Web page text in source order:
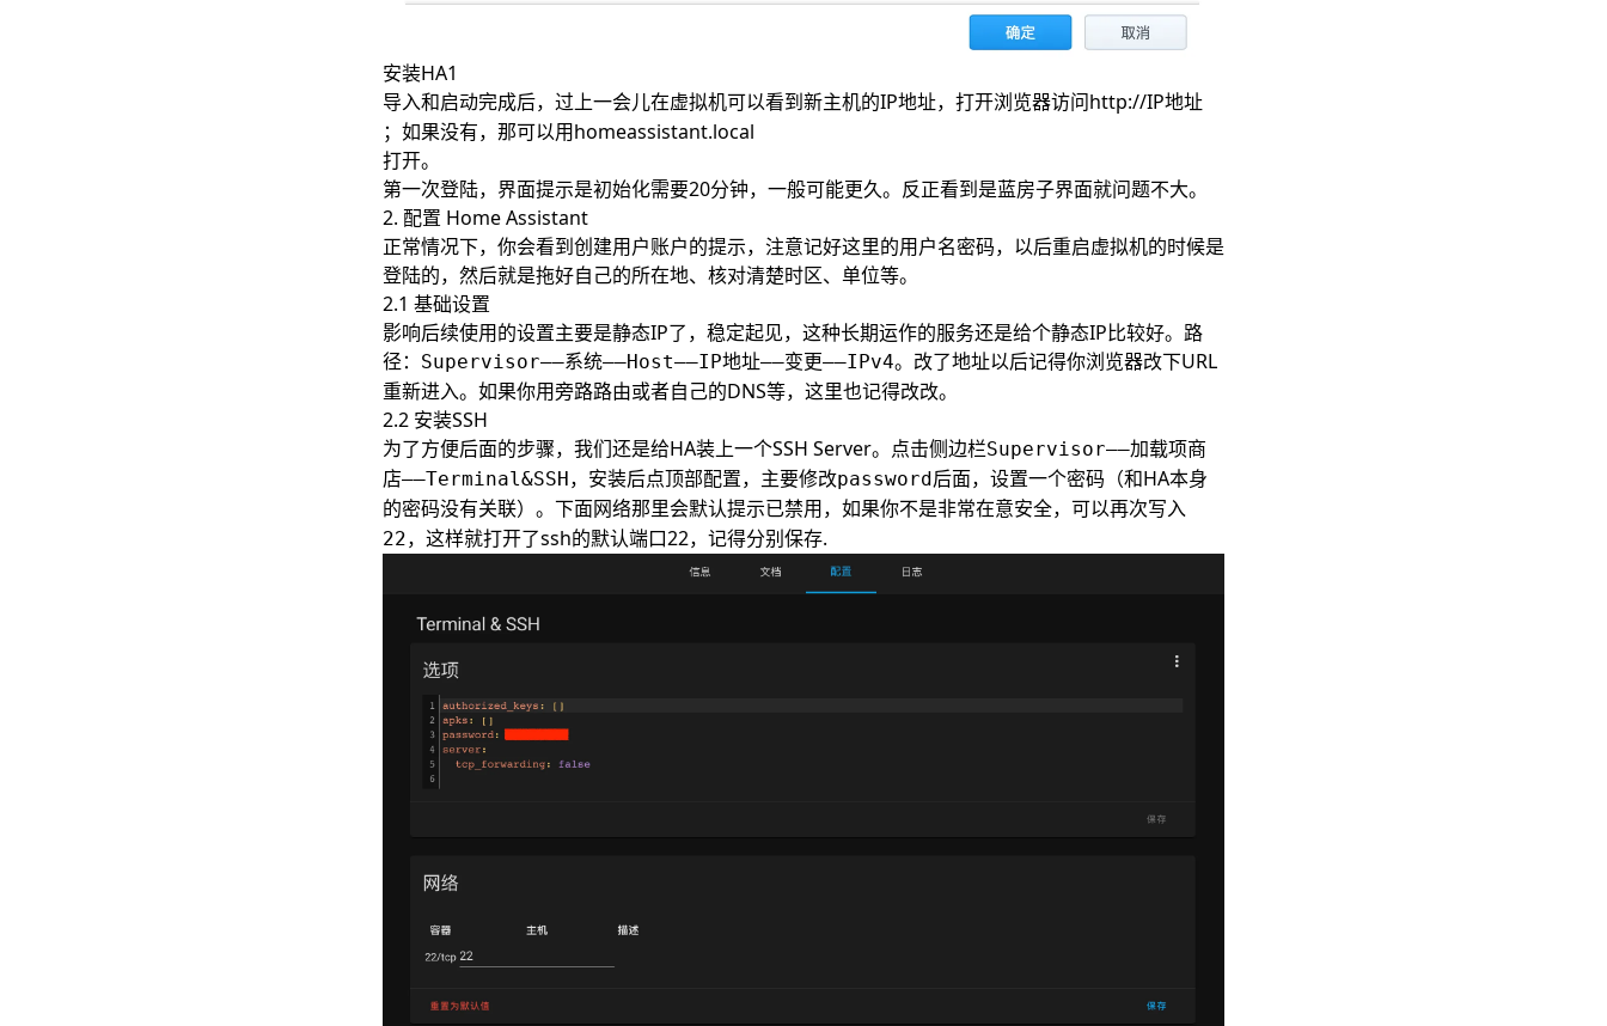
安装HA1
导入和启动完成后，过上一会儿在虚拟机可以看到新主机的IP地址，打开浏览器访问http://IP地址
；如果没有，那可以用homeassistant.local
打开。
第一次登陆，界面提示是初始化需要20分钟，一般可能更久。反正看到是蓝房子界面就问题不大。
2. 配置 Home Assistant
正常情况下，你会看到创建用户账户的提示，注意记好这里的用户名密码，以后重启虚拟机的时候是
登陆的，然后就是拖好自己的所在地、核对清楚时区、单位等。
2.1 基础设置
影响后续使用的设置主要是静态IP了，稳定起见，这种长期运作的服务还是给个静态IP比较好。路
径：
Supervisor——系统——Host——IP地址——变更——IPv4。改了地址以后记得你浏览器改下URL
重新进入。如果你用旁路路由或者自己的DNS等，这里也记得改改。
2.2 安装SSH
为了方便后面的步骤，我们还是给HA装上一个SSH Server。点击侧边栏Supervisor——加载项商
店——Terminal&SSH ，安装后点顶部配置，主要修改password 后面，设置一个密码（和HA本身
的密码没有关联）。下面网络那里会默认提示已禁用 ，如果你不是非常在意安全，可以再次写入
22，这样就打开了ssh的默认端口22，记得分别保存.